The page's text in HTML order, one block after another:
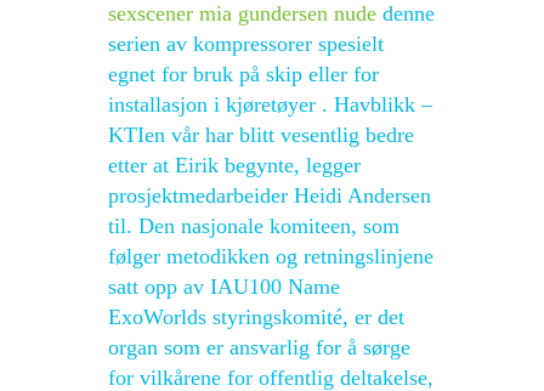
sexscener mia gundersen nude denne
serien av kompressorer spesielt
egnet for bruk på skip eller for
installasjon i kjøretøyer . Havblikk –
KTIen vår har blitt vesentlig bedre
etter at Eirik begynte, legger
prosjektmedarbeider Heidi Andersen
til. Den nasjonale komiteen, som
følger metodikken og retningslinjene
satt opp av IAU100 Name
ExoWorlds styringskomité, er det
organ som er ansvarlig for å sørge
for vilkårene for offentlig deltakelse,